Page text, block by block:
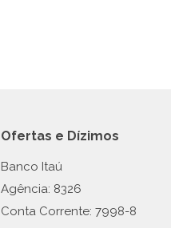
Ofertas e Dízimos
Banco Itaú
Agência: 8326
Conta Corrente: 7998-8